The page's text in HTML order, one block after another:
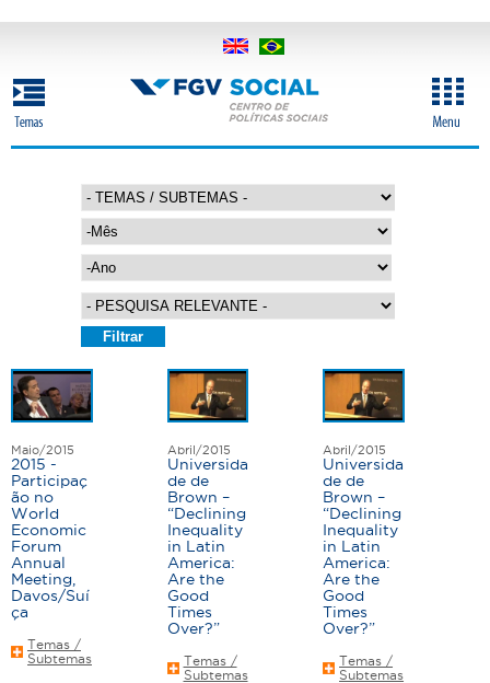
conteúdo
principal
M
s
o
Maio/2015
2015 -
Participaç
ão no
World
Economic
Forum
Annual
Meeting,
Davos/Suí
ça
Temas /
Subtemas
Abril/2015
Universida
de de
Brown –
“Declining
Inequality
in Latin
America:
Are the
Good
Times
Over?”
Temas /
Subtemas
Abril/2015
Universida
de de
Brown –
“Declining
Inequality
in Latin
America:
Are the
Good
Times
Over?”
Temas /
Subtemas
P
á
g
i
n
a
s